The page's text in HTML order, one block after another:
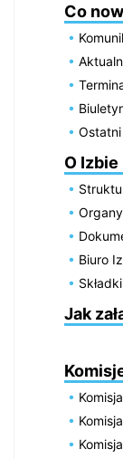
Co
O Izbie
Organy
Biuro
Jak